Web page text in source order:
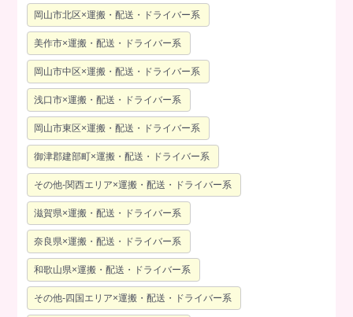
岡山市北区×運搬・配送・ドライバー系
美作市×運搬・配送・ドライバー系
岡山市中区×運搬・配送・ドライバー系
浅口市×運搬・配送・ドライバー系
岡山市東区×運搬・配送・ドライバー系
御津郡建部町×運搬・配送・ドライバー系
その他-関西エリア×運搬・配送・ドライバー系
滋賀県×運搬・配送・ドライバー系
奈良県×運搬・配送・ドライバー系
和歌山県×運搬・配送・ドライバー系
その他-四国エリア×運搬・配送・ドライバー系